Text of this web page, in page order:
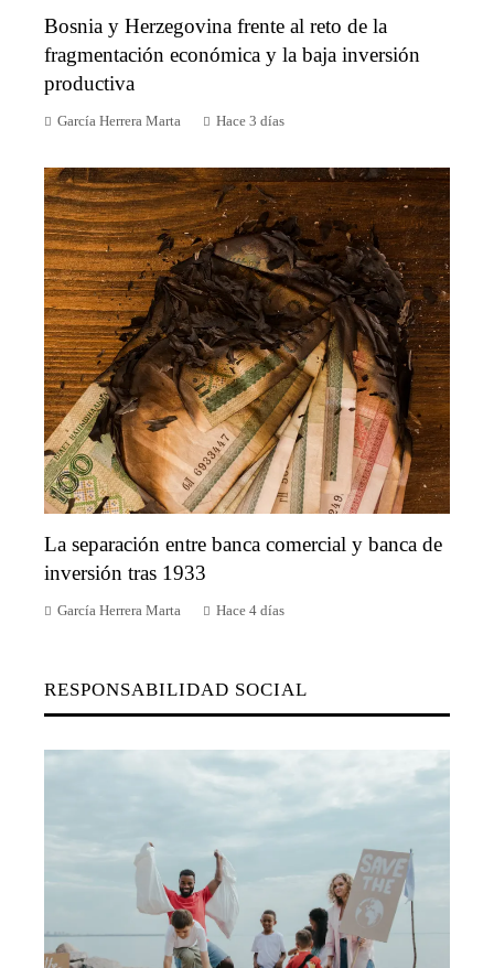
Bosnia y Herzegovina frente al reto de la
fragmentación económica y la baja inversión
productiva
García Herrera Marta Hace 3 días
La separación entre banca comercial y banca de
inversión tras 1933
García Herrera Marta Hace 4 días
RESPONSABILIDAD SOCIAL